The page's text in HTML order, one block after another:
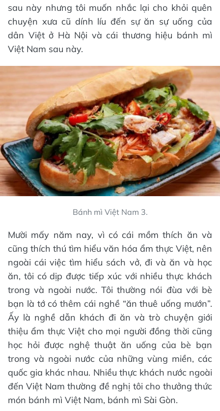
sau này nhưng tôi muốn nhắc lại cho khỏi quên
chuyện xưa cũ dính líu đến sự ăn sự uống của
dân Việt ở Hà Nội và cái thương hiệu bánh mì
Việt Nam sau này.
Bánh mì Việt Nam 3.
Mười mấy năm nay, vì có cái mồm thích ăn và
cũng thích thú tìm hiểu văn hóa ẩm thực Việt, nên
ngoài cái việc tìm hiểu sách vở, đi và ăn và học
ăn, tôi có dịp được tiếp xúc với nhiều thực khách
trong và ngoài nước. Tôi thường nói đùa với bè
bạn là tớ có thêm cái nghề “ăn thuê uống mướn”.
Ấy là nghề dẫn khách đi ăn và trò chuyện giới
thiệu ẩm thực Việt cho mọi người đồng thời cũng
học hỏi được nghệ thuật ăn uống của bè bạn
trong và ngoài nước của những vùng miền, các
quốc gia khác nhau. Nhiều thực khách nước ngoài
đến Việt Nam thường đề nghị tôi cho thưởng thức
món bánh mì Việt Nam, bánh mì Sài Gòn.